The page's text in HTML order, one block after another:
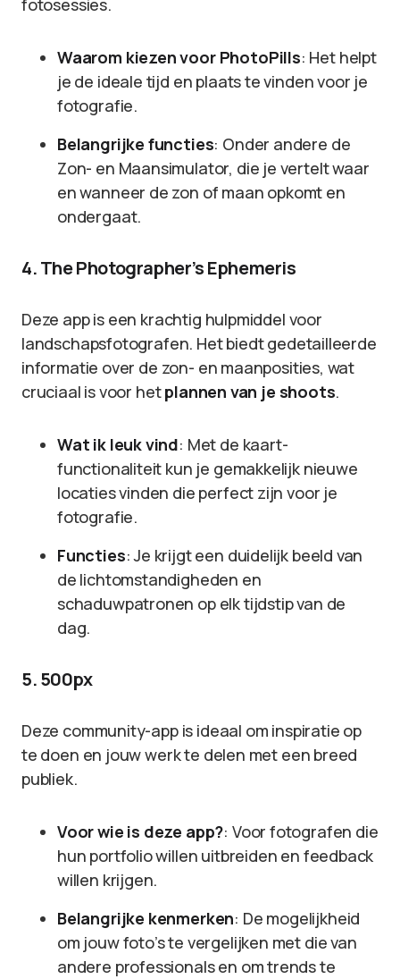
fotosessies.
Waarom kiezen voor PhotoPills: Het helpt
je de ideale tijd en plaats te vinden voor je
fotografie.
Belangrijke functies: Onder andere de
Zon- en Maansimulator, die je vertelt waar
en wanneer de zon of maan opkomt en
ondergaat.
4. The Photographer’s Ephemeris
Deze app is een krachtig hulpmiddel voor
landschapsfotografen. Het biedt gedetailleerde
informatie over de zon- en maanposities, wat
cruciaal is voor hetplannen van je shoots.
Wat ik leuk vind: Met de kaart-
functionaliteit kun je gemakkelijk nieuwe
locaties vinden die perfect zijn voor je
fotografie.
Functies: Je krijgt een duidelijk beeld van
de lichtomstandigheden en
schaduwpatronen op elk tijdstip van de
dag.
5. 500px
Deze community-app is ideaal om inspiratie op
te doen en jouw werk te delen met een breed
publiek.
Voor wie is deze app?: Voor fotografen die
hun portfolio willen uitbreiden en feedback
willen krijgen.
Belangrijke kenmerken: De mogelijkheid
om jouw foto’s te vergelijken met die van
andere professionals en om trends te